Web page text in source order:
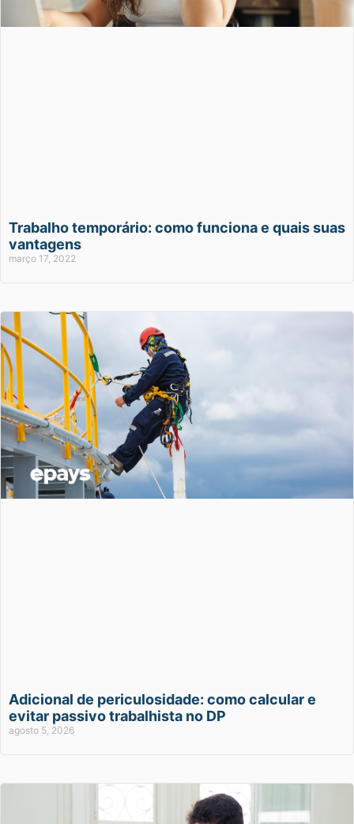
Trabalho temporário: como funciona e quais suas
vantagens
março 17, 2022
Adicional de periculosidade: como calcular e
evitar passivo trabalhista no DP
agosto 5, 2026